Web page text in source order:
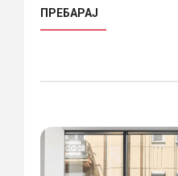
ПРЕБАРАЈ